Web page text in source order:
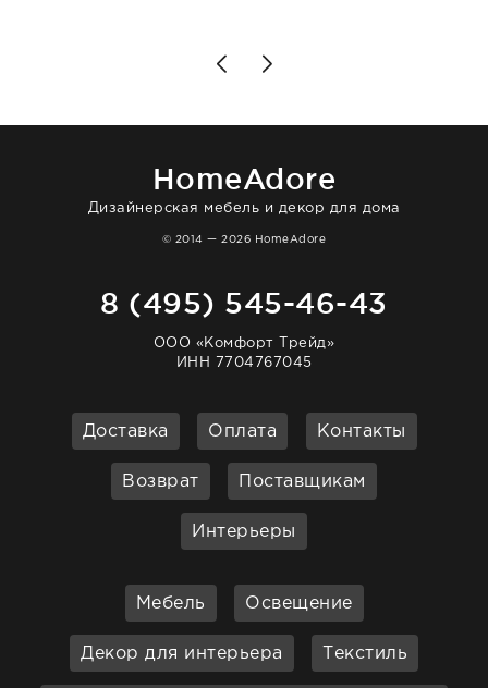
то качество выше всяких похвал. Выглядит
HomeAdore
Дизайнерская мебель и декор для дома
© 2014 — 2026 HomeAdore
8 (495) 545-46-43
ООО «Комфорт Трейд»
ИНН 7704767045
Доставка Оплата Контакты
Возврат Поставщикам
Интерьеры
Мебель Освещение
Декор для интерьера Текстиль